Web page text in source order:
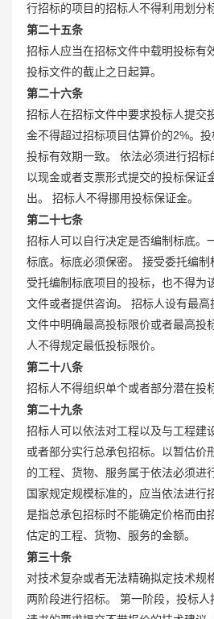
行招标的项目的招标人不得利用划分
第二十五条
招标人应当在招标文件中载明投标有
投标文件的截止之日起算。
第二十六条
招标人在招标文件中要求投标人提交
金不得超过招标项目估算价的2%。
投标有效期一致。 依法必须进行招标
以现金或者支票形式提交的投标保证
出。 招标人不得挪用投标保证金。
第二十七条
招标人可以自行决定是否编制标底。
标底。标底必须保密。 接受委托编
受托编制标底项目的投标，也不得为
文件或者提供咨询。 招标人设有最
文件中明确最高投标限价或者最高投
人不得规定最低投标限价。
第二十八条
招标人不得组织单个或者部分潜在投
第二十九条
招标人可以依法对工程以及与工程建
或者部分实行总承包招标。以暂估价
的工程、货物、服务属于依法必须进
国家规定规模标准的，应当依法进行
是指总承包招标时不能确定价格而由
估定的工程、货物、服务的金额。
第三十条
对技术复杂或者无法精确拟定技术规
两阶段进行招标。 第一阶段，投标